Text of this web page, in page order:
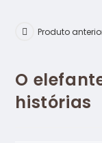
Produto
O
histórias